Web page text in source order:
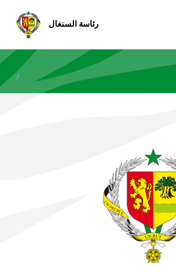
رئاسة السنغال
/